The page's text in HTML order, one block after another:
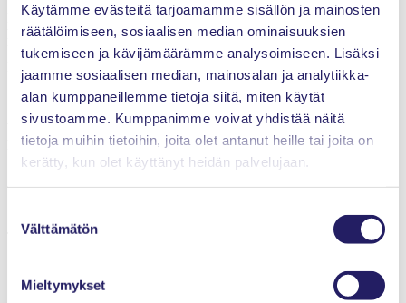
Käytämme evästeitä tarjoamamme sisällön ja mainosten
räätälöimiseen, sosiaalisen median ominaisuuksien
tukemiseen ja kävijämäärämme analysoimiseen. Lisäksi
jaamme sosiaalisen median, mainosalan ja analytiikka-
alan kumppaneillemme tietoja siitä, miten käytät
sivustoamme. Kumppanimme voivat yhdistää näitä
tietoja muihin tietoihin, joita olet antanut heille tai joita on
kerätty, kun olet käyttänyt heidän palvelujaan.
valinta
Välttämätön
Mieltymykset
Luonnon monimuotoisuuden turvaaminen on yksi nykyisen
hallituksen päämääristä ja projekti toimii hallitusohjelmarahalla.
Uudet työskentelytavat toivat LUMO-projektille Ruokaviraston
LEAN-palkinnon vuonna 2021.
Voit lukea lisää LUMO-projektista seuraavasta Projektimaailma-
lehdestä.
Teksti: Aino Soutsalmi, Viestintätoimisto Medita
Oliko sivun sisällöstä hyötyä?